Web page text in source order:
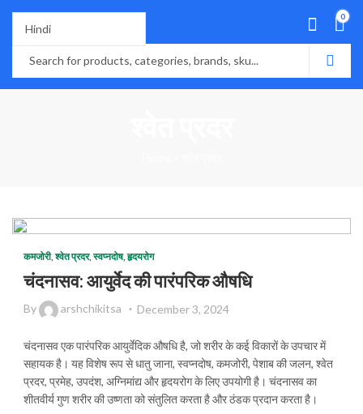
0
कमजोरी,श्वेत प्रदर,स्वप्नदोष,हृदयरोग
चंदनासव: आयुर्वेद की पारंपरिक औषधि
By arshchikitsa December 3, 2024
चंदनासव एक पारंपरिक आयुर्वेदिक औषधि है, जो शरीर के कई विकारों के उपचार में
सहायक है। यह विशेष रूप से धातु जाना, स्वप्नदोष, कमजोरी, पेशाब की जलन, श्वेत
प्रदर, प्रमेह, उपदंश, अग्निमांद्य और हृदयरोग के लिए उपयोगी है। चंदनासव का
शीतवीर्य गुण शरीर की उष्णता को संतुलित करता है और ठंडक प्रदान करता है।